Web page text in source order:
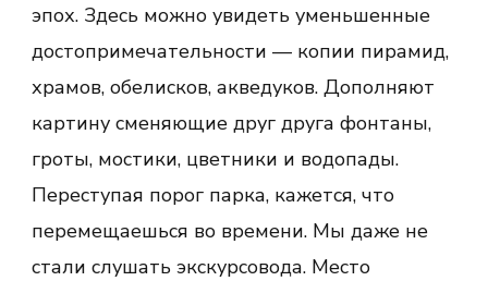
эпох. Здесь можно увидеть уменьшенные
достопримечательности — копии пирамид,
храмов, обелисков, акведуков. Дополняют
картину сменяющие друг друга фонтаны,
гроты, мостики, цветники и водопады.
Переступая порог парка, кажется, что
перемещаешься во времени. Мы даже не
стали слушать экскурсовода. Место